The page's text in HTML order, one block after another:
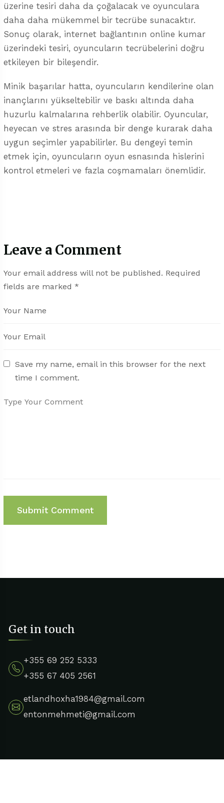
üzerine tesiri daha da çoğalacak ve oyunculara
daha daha mükemmel bir tecrübe sunacaktır.
Sonuç olarak, internet bağlantının online kumar
üzerindeki tesiri, oyuncuların tecrübelerini doğru
etkileyen bir bileşendir.
Minik başarılar hatta, oyuncuların kendilerine olan
inançlarını yükseltebilir ve baskı altında daha
huzurlu kalmalarına rehberlik olabilir. Oyuncular,
heyecan ve stres arasında bir denge kurarak daha
uygun seçimler yapabilirler. Bu dengeyi temin
etmek için, oyuncuların oyun esnasında hislerini
kontrol etmeleri ve fazla coşmamaları önemlidir.
Leave a Comment
Your email address will not be published. Required
fields are marked *
Save my name, email in this browser for the next
time I comment.
Get in touch
+355 69 252 5333
+355 67 405 2561
etlandhoxha1984@gmail.com
entonmehmeti@gmail.com